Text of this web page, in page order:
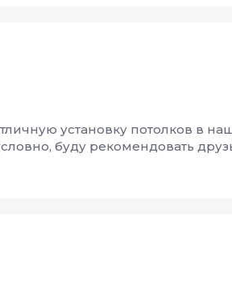
установку потолков в
буду рекомендовать